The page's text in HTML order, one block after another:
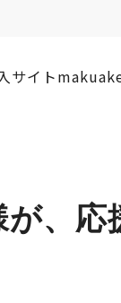
サイト
、応